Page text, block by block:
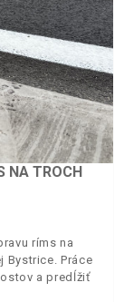
NA TROCH
ríms na
Bystrice. Práce
a predĺžiť